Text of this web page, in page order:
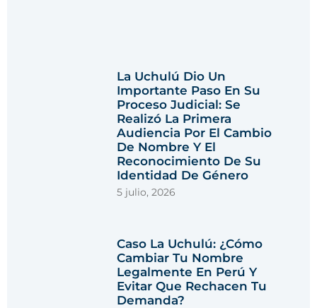
La Uchulú Dio Un
Importante Paso En Su
Proceso Judicial: Se
Realizó La Primera
Audiencia Por El Cambio
De Nombre Y El
Reconocimiento De Su
Identidad De Género
5 julio, 2026
Caso La Uchulú: ¿cómo
Cambiar Tu Nombre
Legalmente En Perú Y
Evitar Que Rechacen Tu
Demanda?